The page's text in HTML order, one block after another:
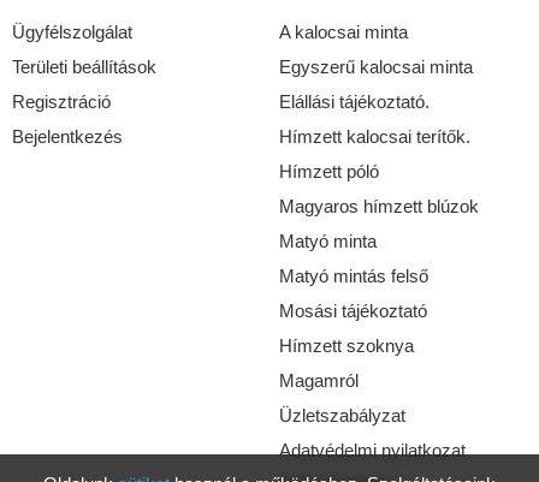
Ügyfélszolgálat
Területi beállítások
Regisztráció
Bejelentkezés
A kalocsai minta
Egyszerű kalocsai minta
Elállási tájékoztató.
Hímzett kalocsai terítők.
Hímzett póló
Magyaros hímzett blúzok
Matyó minta
Matyó mintás felső
Mosási tájékoztató
Hímzett szoknya
Magamról
Üzletszabályzat
Adatvédelmi nyilatkozat